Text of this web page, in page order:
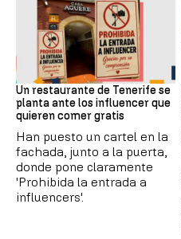
Redes Sociales
Un restaurante de Tenerife se
planta ante los influencer que
quieren comer gratis
Han puesto un cartel en la
fachada, junto a la puerta,
donde pone claramente
'Prohibida la entrada a
influencers'.